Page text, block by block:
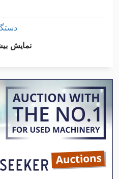
سوله کانتینر با دریچه حدود 2 5 Cbm
نمایش